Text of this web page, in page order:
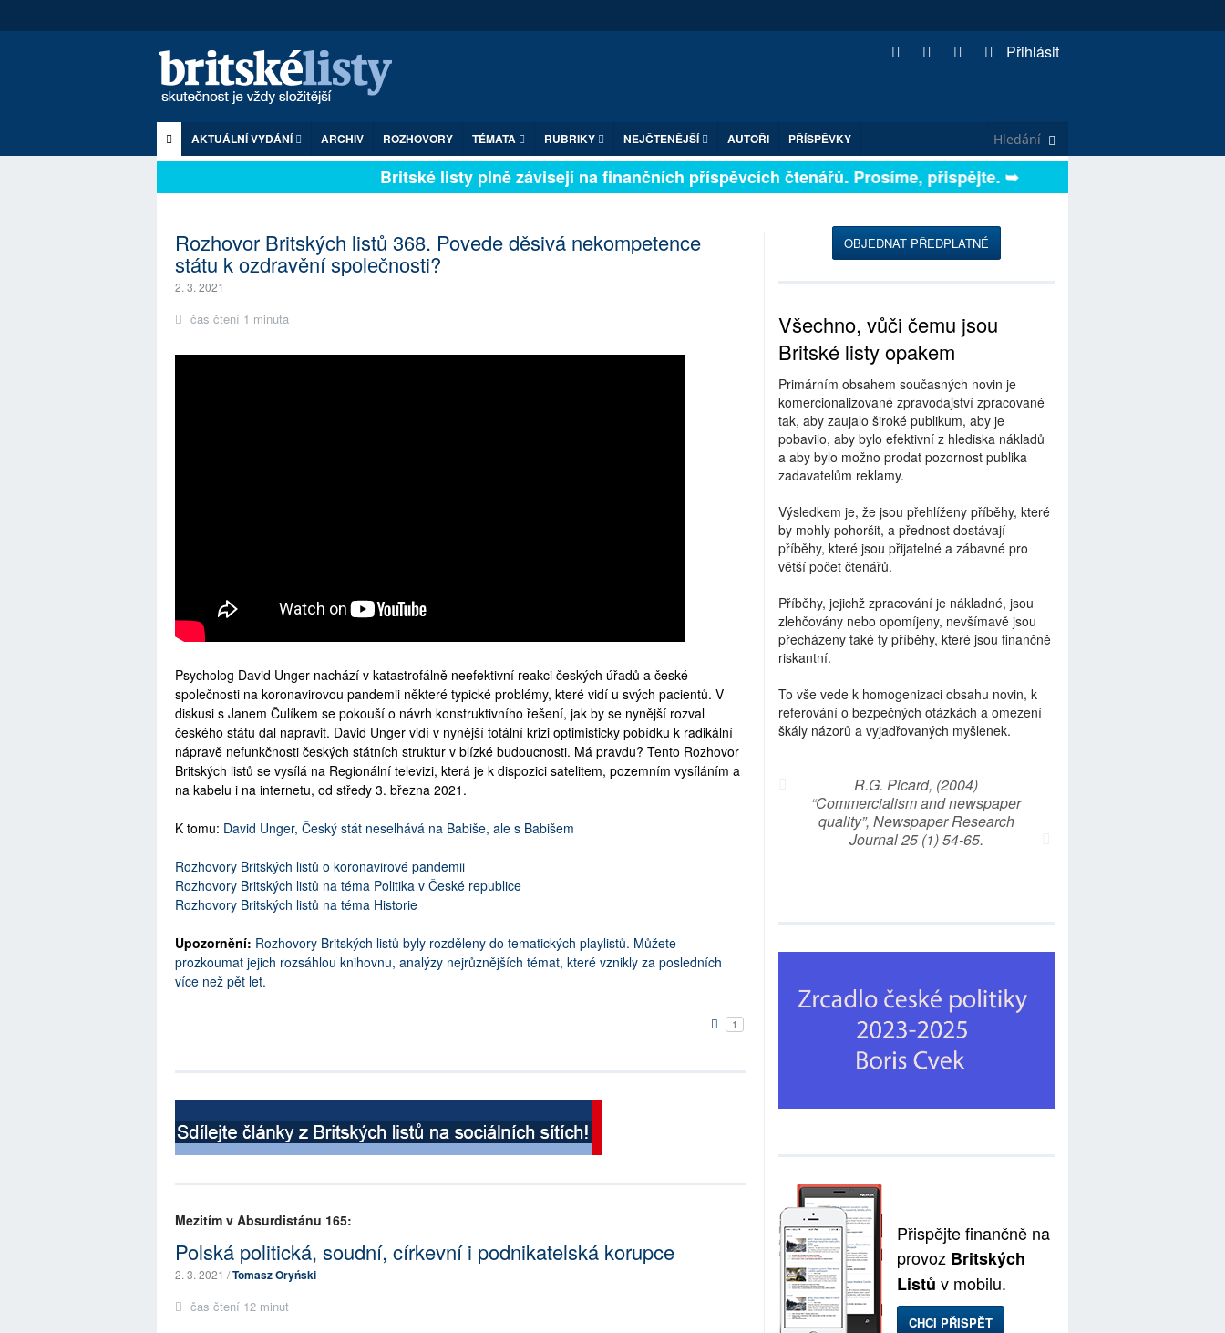
Přihlásit
AKTUÁLNÍ VYDÁNÍ ARCHIV ROZHOVORY TÉMATA RUBRIKY NEJČTENĚJŠÍ AUTOŘI PŘÍSPĚVKY
Britské listy plně závisejí na finančních příspěvcích čtenářů. Prosíme, přispějte. ➥
Rozhovor Britských listů 368. Povede děsivá nekompetence
státu k ozdravění společnosti?
2. 3. 2021
čas čtení 1 minuta
Psycholog David Unger nachází v katastrofálně neefektivní reakci českých úřadů a české
společnosti na koronavirovou pandemii některé typické problémy, které vidí u svých pacientů. V
diskusi s Janem Čulíkem se pokouší o návrh konstruktivního řešení, jak by se nynější rozval
českého státu dal napravit. David Unger vidí v nynější totální krizi optimisticky pobídku k radikální
nápravě nefunkčnosti českých státních struktur v blízké budoucnosti. Má pravdu? Tento Rozhovor
Britských listů se vysílá na Regionální televizi, která je k dispozici satelitem, pozemním vysíláním a
na kabelu i na internetu, od středy 3. března 2021.
K tomu: David Unger, Český stát neselhává na Babiše, ale s Babišem
Rozhovory Britských listů o koronavirové pandemii
Rozhovory Britských listů na téma Politika v České republice
Rozhovory Britských listů na téma Historie
Upozornění: Rozhovory Britských listů byly rozděleny do tematických playlistů. Můžete
prozkoumat jejich rozsáhlou knihovnu, analýzy nejrůznějších témat, které vznikly za posledních
více než pět let.
1
Mezitím v Absurdistánu 165:
Polská politická, soudní, církevní i podnikatelská korupce
2. 3. 2021 /Tomasz Oryński
čas čtení 12 minut
OBJEDNAT PŘEDPLATNÉ
Všechno, vůči čemu jsou
Britské listy opakem
Primárním obsahem současných novin je
komercionalizované zpravodajství zpracované
tak, aby zaujalo široké publikum, aby je
pobavilo, aby bylo efektivní z hlediska nákladů
a aby bylo možno prodat pozornost publika
zadavatelům reklamy.
Výsledkem je, že jsou přehlíženy příběhy, které
by mohly pohoršit, a přednost dostávají
příběhy, které jsou přijatelné a zábavné pro
větší počet čtenářů.
Příběhy, jejichž zpracování je nákladné, jsou
zlehčovány nebo opomíjeny, nevšímavě jsou
přecházeny také ty příběhy, které jsou finančně
riskantní.
To vše vede k homogenizaci obsahu novin, k
referování o bezpečných otázkách a omezení
škály názorů a vyjadřovaných myšlenek.
R.G. Picard, (2004)
“Commercialism and newspaper
quality”, Newspaper Research
Journal 25 (1) 54-65.
Přispějte finančně na
provoz Britských
Listů v mobilu.
CHCI PŘISPĚT